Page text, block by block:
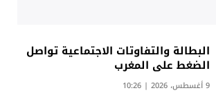
البطالة والتفاوتات الاجتماعية تواصل
الضغط على المغرب
9 أغسطس، 2026 | 10:26